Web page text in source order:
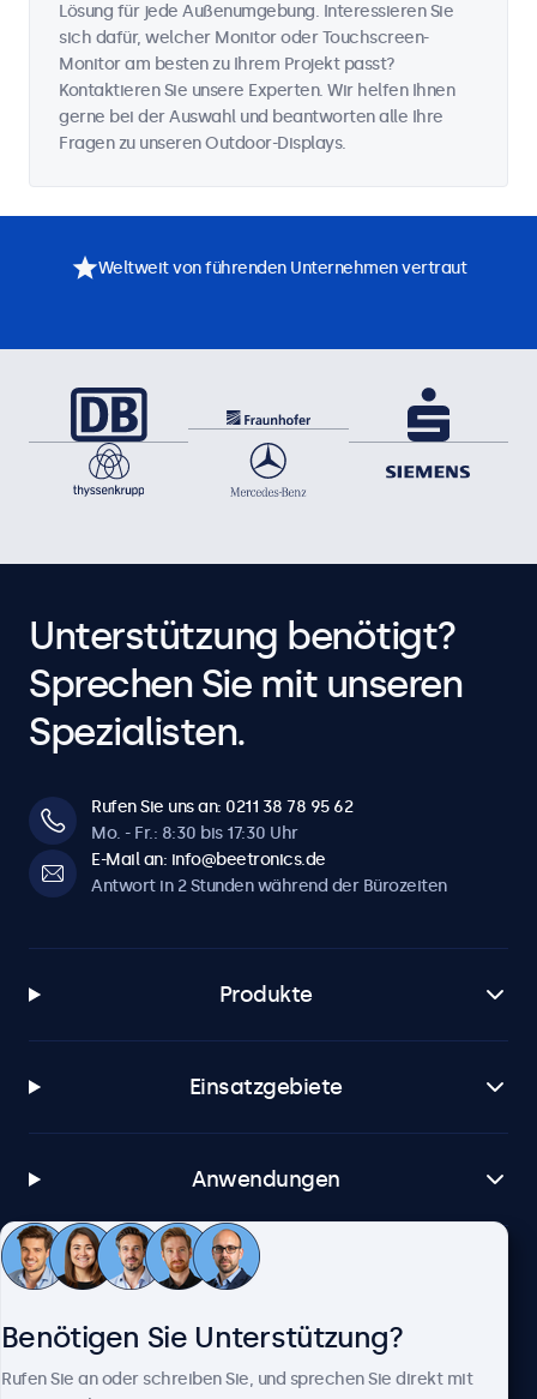
Lösung für jede Außenumgebung. Interessieren Sie
sich dafür, welcher Monitor oder Touchscreen-
Monitor am besten zu Ihrem Projekt passt?
Kontaktieren Sie unsere Experten. Wir helfen Ihnen
gerne bei der Auswahl und beantworten alle Ihre
Fragen zu unseren Outdoor-Displays.
Weltweit von führenden Unternehmen vertraut
Unterstützung benötigt?
Sprechen Sie mit unseren
Spezialisten.
Rufen Sie uns an: 0211 38 78 95 62
Mo. - Fr.: 8:30 bis 17:30 Uhr
E-Mail an: info@beetronics.de
Antwort in 2 Stunden während der Bürozeiten
Produkte
Einsatzgebiete
Anwendungen
Kundenservice
Benötigen Sie Unterstützung?
Rufen Sie an oder schreiben Sie, und sprechen Sie direkt mit